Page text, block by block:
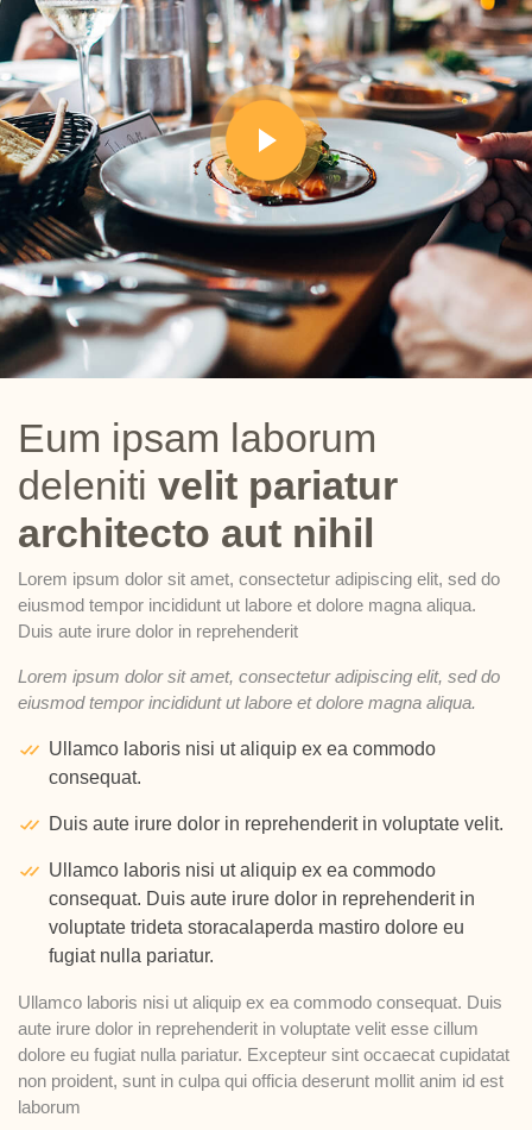
Eum ipsam laborum
deleniti velit pariatur
architecto aut nihil
Lorem ipsum dolor sit amet, consectetur adipiscing elit, sed do
eiusmod tempor incididunt ut labore et dolore magna aliqua.
Duis aute irure dolor in reprehenderit
Lorem ipsum dolor sit amet, consectetur adipiscing elit, sed do
eiusmod tempor incididunt ut labore et dolore magna aliqua.
Ullamco laboris nisi ut aliquip ex ea commodo
consequat.
Duis aute irure dolor in reprehenderit in voluptate velit.
Ullamco laboris nisi ut aliquip ex ea commodo
consequat. Duis aute irure dolor in reprehenderit in
voluptate trideta storacalaperda mastiro dolore eu
fugiat nulla pariatur.
Ullamco laboris nisi ut aliquip ex ea commodo consequat. Duis
aute irure dolor in reprehenderit in voluptate velit esse cillum
dolore eu fugiat nulla pariatur. Excepteur sint occaecat cupidatat
non proident, sunt in culpa qui officia deserunt mollit anim id est
laborum